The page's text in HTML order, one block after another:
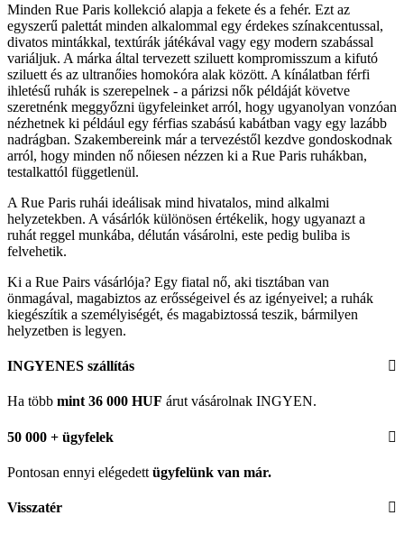
Minden Rue Paris kollekció alapja a fekete és a fehér. Ezt az
egyszerű palettát minden alkalommal egy érdekes színakcentussal,
divatos mintákkal, textúrák játékával vagy egy modern szabással
variáljuk. A márka által tervezett sziluett kompromisszum a kifutó
sziluett és az ultranőies homokóra alak között. A kínálatban férfi
ihletésű ruhák is szerepelnek - a párizsi nők példáját követve
szeretnénk meggyőzni ügyfeleinket arról, hogy ugyanolyan vonzóan
nézhetnek ki például egy férfias szabású kabátban vagy egy lazább
nadrágban. Szakembereink már a tervezéstől kezdve gondoskodnak
arról, hogy minden nő nőiesen nézzen ki a Rue Paris ruhákban,
testalkattól függetlenül.
A Rue Paris ruhái ideálisak mind hivatalos, mind alkalmi
helyzetekben. A vásárlók különösen értékelik, hogy ugyanazt a
ruhát reggel munkába, délután vásárolni, este pedig buliba is
felvehetik.
Ki a Rue Pairs vásárlója? Egy fiatal nő, aki tisztában van
önmagával, magabiztos az erősségeivel és az igényeivel; a ruhák
kiegészítik a személyiségét, és magabiztossá teszik, bármilyen
helyzetben is legyen.
INGYENES szállítás
Ha több mint 36 000 HUF árut vásárolnak INGYEN.
50 000 + ügyfelek
Pontosan ennyi elégedett ügyfelünk van már.
Visszatér